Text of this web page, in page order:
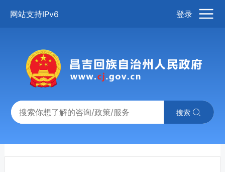
网站支持IPv6 登录
搜索